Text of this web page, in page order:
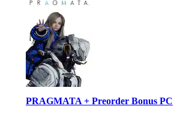
PRAGMATA + Preorder Bonus PC